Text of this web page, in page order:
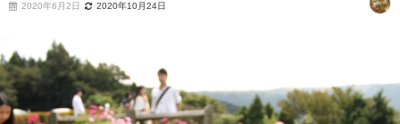
2020年6月2日 2020年10月24日